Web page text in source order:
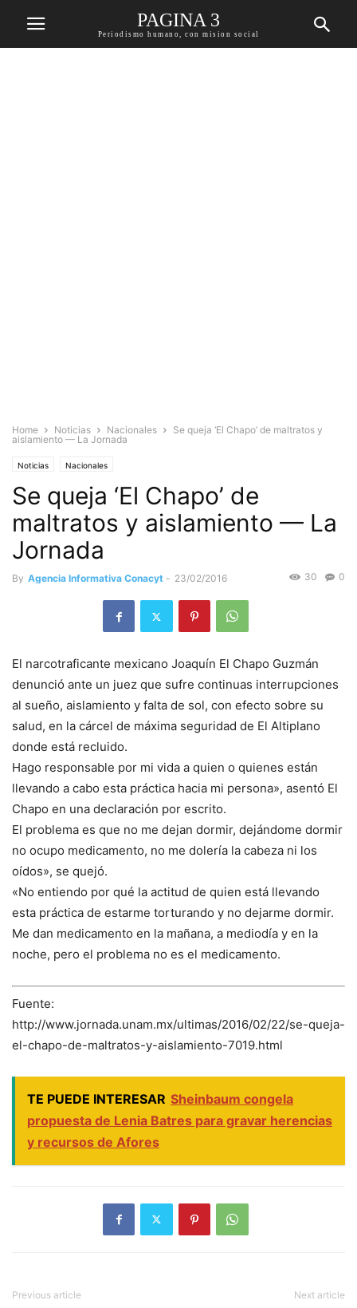
PAGINA 3
Periodismo humano, con mision social
Home Noticias Nacionales
Se queja ‘El Chapo’ de maltratos y
aislamiento — La Jornada
Noticias Nacionales
Se queja ‘El Chapo’ de
maltratos y aislamiento — La
Jornada
By Agencia Informativa Conacyt - 23/02/2016 0
30
El narcotraficante mexicano Joaquín El Chapo Guzmán
denunció ante un juez que sufre continuas interrupciones
al sueño, aislamiento y falta de sol, con efecto sobre su
salud, en la cárcel de máxima seguridad de El Altiplano
donde está recluido.
Hago responsable por mi vida a quien o quienes están
llevando a cabo esta práctica hacia mi persona», asentó El
Chapo en una declaración por escrito.
El problema es que no me dejan dormir, dejándome dormir
no ocupo medicamento, no me dolería la cabeza ni los
oídos», se quejó.
«No entiendo por qué la actitud de quien está llevando
esta práctica de estarme torturando y no dejarme dormir.
Me dan medicamento en la mañana, a mediodía y en la
noche, pero el problema no es el medicamento.
Fuente:
http://www.jornada.unam.mx/ultimas/2016/02/22/se-queja-
el-chapo-de-maltratos-y-aislamiento-7019.html
TE PUEDE INTERESAR Sheinbaum congela
propuesta de Lenia Batres para gravar herencias
y recursos de Afores
Previous article Next article